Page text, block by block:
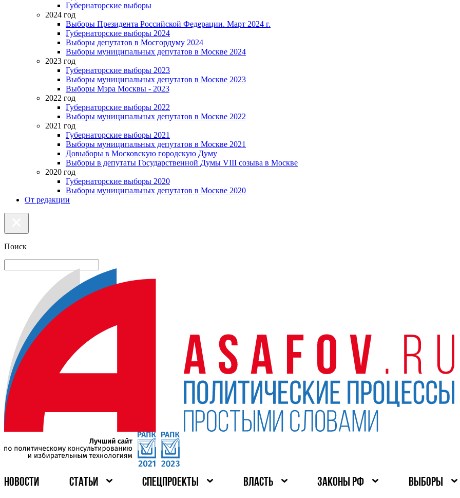
Губернаторские выборы
2024 год
Выборы Президента Российской Федерации. Март 2024 г.
Губернаторские выборы 2024
Выборы депутатов в Мосгордуму 2024
Выборы муниципальных депутатов в Москве 2024
2023 год
Губернаторские выборы 2023
Выборы муниципальных депутатов в Москве 2023
Выборы Мэра Москвы - 2023
2022 год
Губернаторские выборы 2022
Выборы муниципальных депутатов в Москве 2022
2021 год
Губернаторские выборы 2021
Выборы муниципальных депутатов в Москве 2021
Довыборы в Московскую городскую Думу
Выборы в депутаты Государственной Думы VIII созыва в Москве
2020 год
Губернаторские выборы 2020
Выборы муниципальных депутатов в Москве 2020
От редакции
Поиск
НОВОСТИ СТАТЬИ СПЕЦПРОЕКТЫ ВЛАСТЬ ЗАКОНЫ РФ ВЫБОРЫ